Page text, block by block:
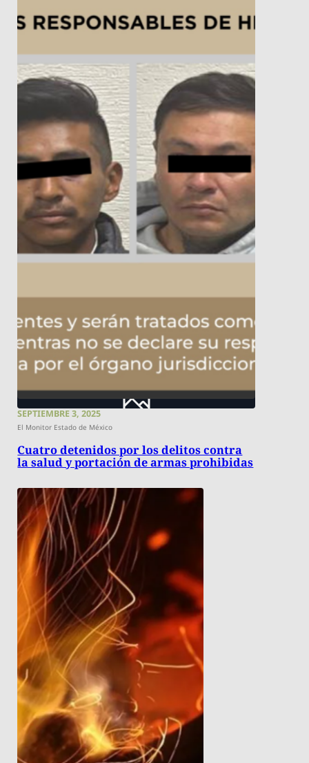
SEPTIEMBRE 3, 2025
El Monitor Estado de México
Cuatro detenidos por los delitos contra
la salud y portación de armas prohibidas